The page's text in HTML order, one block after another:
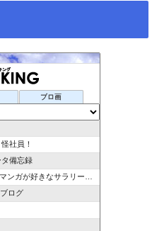
ブロ画
社員！
備忘録
きなサラリーマンブログです。
ログ